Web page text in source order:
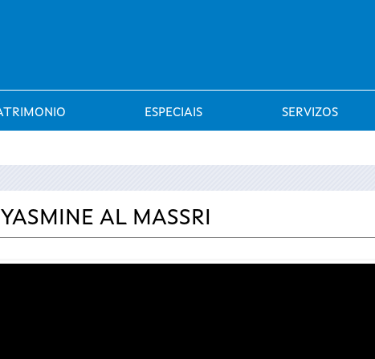
ESPECIAIS SERVIZOS
AL MASSRI